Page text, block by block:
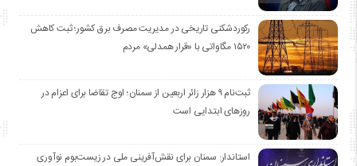
رکوردشکنی تاریخی در مدیریت مصرف برق کشور؛ ثبت کاهش
۱۵۲۰ مگاواتی با «قرار همدلی» مردم
ثبت‌نام ۹ هزار زائر اربعین از سمنان؛ اوج تقاضا برای اعزام در
روزهای ابتدایی است
استاندار: سمنان برای نقش‌آفرینی ملی در زیست‌بوم نوآوری